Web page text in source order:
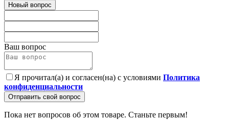
Новый вопрос
Ваш вопрос
Я прочитал(а) и согласен(на) с условиями Политика
конфиденциальности
Отправить свой вопрос
Пока нет вопросов об этом товаре. Станьте первым!